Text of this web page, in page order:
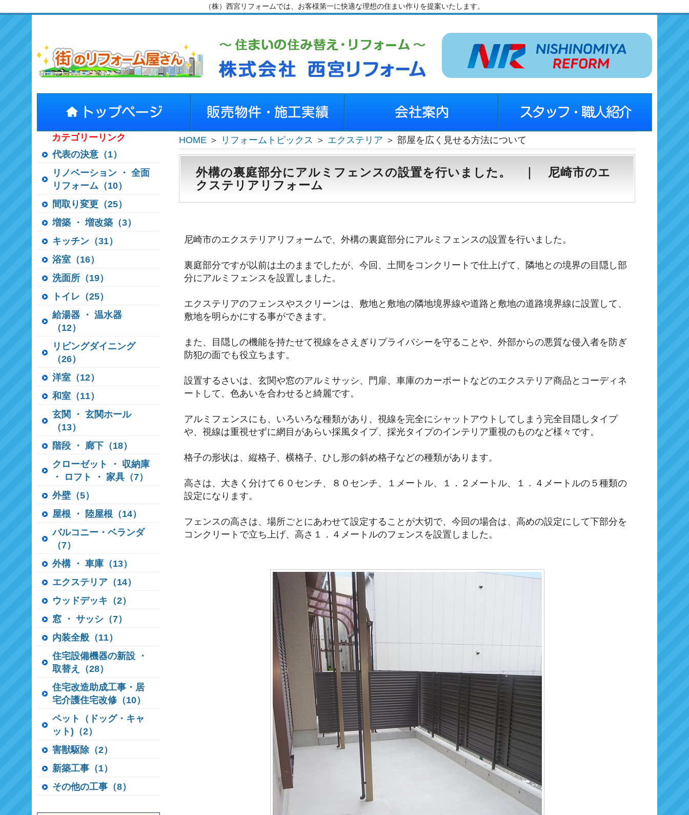
（株）西宮リフォームでは、お客様第一に快適な理想の住まい作りを提案いたします。
HOME ＞ リフォームトピックス ＞ エクステリア ＞ 部屋を広く見せる方法について
外構の裏庭部分にアルミフェンスの設置を行いました。 ｜ 尼崎市のエ
クステリアリフォーム
尼崎市のエクステリアリフォームで、外構の裏庭部分にアルミフェンスの設置を行いました。
裏庭部分ですが以前は土のままでしたが、今回、土間をコンクリートで仕上げて、隣地との境界の目隠し部
分にアルミフェンスを設置しました。
エクステリアのフェンスやスクリーンは、敷地と敷地の隣地境界線や道路と敷地の道路境界線に設置して、
敷地を明らかにする事ができます。
また、目隠しの機能を持たせて視線をさえぎりプライバシーを守ることや、外部からの悪質な侵入者を防ぎ
防犯の面でも役立ちます。
設置するさいは、玄関や窓のアルミサッシ、門扉、車庫のカーポートなどのエクステリア商品とコーディネ
ートして、色あいを合わせると綺麗です。
アルミフェンスにも、いろいろな種類があり、視線を完全にシャットアウトしてしまう完全目隠しタイプ
や、視線は重視せずに網目があらい採風タイプ、採光タイプのインテリア重視のものなど様々です。
格子の形状は、縦格子、横格子、ひし形の斜め格子などの種類があります。
高さは、大きく分けて６０センチ、８０センチ、１メートル、１．２メートル、１．４メートルの５種類の
設定になります。
フェンスの高さは、場所ごとにあわせて設定することが大切で、今回の場合は、高めの設定にして下部分を
コンクリートで立ち上げ、高さ１．４メートルのフェンスを設置しました。
カテゴリーリンク
代表の決意（1）
リノベーション ・ 全面
リフォーム（10）
間取り変更（25）
増築 ・ 増改築（3）
キッチン（31）
浴室（16）
洗面所（19）
トイレ（25）
給湯器 ・ 温水器
（12）
リビングダイニング
（26）
洋室（12）
和室（11）
玄関 ・ 玄関ホール
（13）
階段 ・ 廊下（18）
クローゼット ・ 収納庫
・ ロフト ・ 家具（7）
外壁（5）
屋根 ・ 陸屋根（14）
バルコニー・ベランダ
（7）
外構 ・ 車庫（13）
エクステリア（14）
ウッドデッキ（2）
窓 ・ サッシ（7）
内装全般（11）
住宅設備機器の新設 ・
取替え（28）
住宅改造助成工事・居
宅介護住宅改修（10）
ペット（ドッグ・キャ
ット)（2）
害獣駆除（2）
新築工事（1）
その他の工事（8）